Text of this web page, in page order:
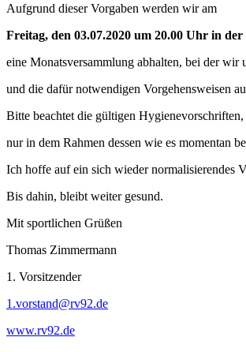
Aufgrund dieser Vorgaben werden wir am
Freitag, den 03.07.2020 um 20.00 Uhr in
eine Monatsversammlung abhalten, bei der
und die dafür notwendigen Vorgehensweisen
Bitte beachtet die gültigen
nur in dem Rahmen dessen wie es momentan
Ich hoffe auf ein sich wieder normalisierendes
Bis dahin, bleibt weiter gesund.
Mit sportlichen Grüßen
Thomas Zimmermann
1. Vorsitzender
1.vorstand@rv92.de
www.rv92.de